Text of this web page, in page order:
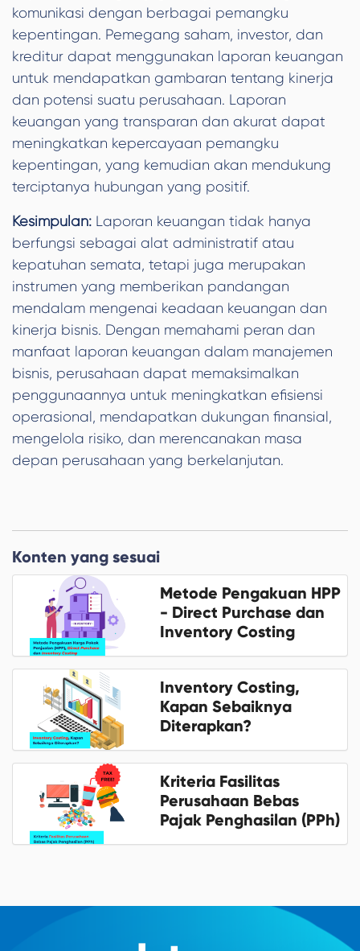
komunikasi dengan berbagai pemangku
kepentingan. Pemegang saham, investor, dan
kreditur dapat menggunakan laporan keuangan
untuk mendapatkan gambaran tentang kinerja
dan potensi suatu perusahaan. Laporan
keuangan yang transparan dan akurat dapat
meningkatkan kepercayaan pemangku
kepentingan, yang kemudian akan mendukung
terciptanya hubungan yang positif.
Kesimpulan: Laporan keuangan tidak hanya
berfungsi sebagai alat administratif atau
kepatuhan semata, tetapi juga merupakan
instrumen yang memberikan pandangan
mendalam mengenai keadaan keuangan dan
kinerja bisnis. Dengan memahami peran dan
manfaat laporan keuangan dalam manajemen
bisnis, perusahaan dapat memaksimalkan
penggunaannya untuk meningkatkan efisiensi
operasional, mendapatkan dukungan finansial,
mengelola risiko, dan merencanakan masa
depan perusahaan yang berkelanjutan.
Konten yang sesuai
Metode Pengakuan HPP
- Direct Purchase dan
Inventory Costing
Inventory Costing,
Kapan Sebaiknya
Diterapkan?
Kriteria Fasilitas
Perusahaan Bebas
Pajak Penghasilan (PPh)